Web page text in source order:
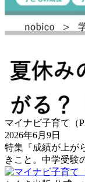
マイナビ子育て（
2026年6月9日
特集『成績が上
きこと。中学受験